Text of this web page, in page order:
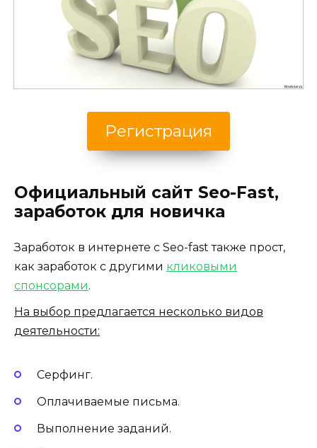
Регистрация
Официальный сайт Seo-Fast,
заработок для новичка
Заработок в интернете с Seo-fast также прост,
как заработок с другими кликовыми
спонсорами.
На выбор предлагается несколько видов
деятельности:
Серфинг.
Оплачиваемые письма.
Выполнение заданий.